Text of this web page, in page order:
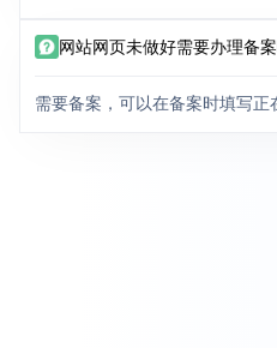
网站网页未做好需要办理备
需要备案，可以在备案时填写正